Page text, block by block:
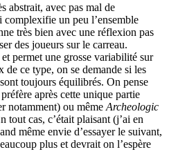
abstrait, avec pas mal de
un peu l’ensemble
très bien avec une réflexion pas
des joueurs sur le carreau.
permet une grosse variabilité sur
de ce type, on se demande si les
toujours équilibrés. On pense
après cette unique partie
notamment) ou même Archeologic
tout cas, c’était plaisant (j’ai en
même envie d’essayer le suivant,
plus et devrait on l’espère